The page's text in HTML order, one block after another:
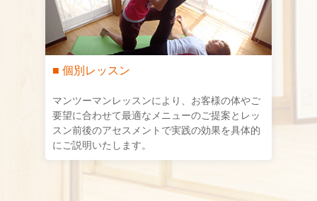
■ 個別レッスン
マンツーマンレッスンにより、お客様の体やご
要望に合わせて最適なメニューのご提案とレッ
スン前後のアセスメントで実践の効果を具体的
にご説明いたします。